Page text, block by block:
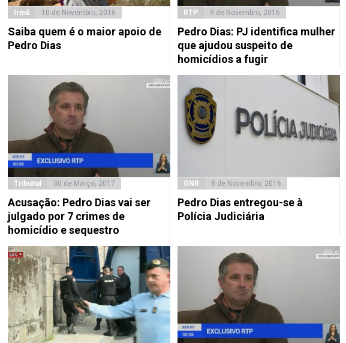
Irmã 10 de Novembro, 2016
Saiba quem é o maior apoio de
Pedro Dias
RTP 9 de Novembro, 2016
Pedro Dias: PJ identifica mulher
que ajudou suspeito de
homicídios a fugir
Tribunal 30 de Março, 2017
Acusação: Pedro Dias vai ser
julgado por 7 crimes de
homicídio e sequestro
GNR 8 de Novembro, 2016
Pedro Dias entregou-se à
Polícia Judiciária